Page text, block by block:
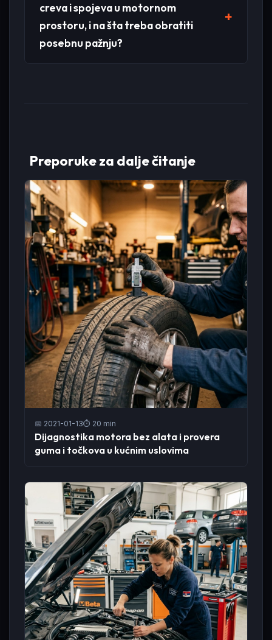
creva i spojeva u motornom
prostoru, i na šta treba obratiti
posebnu pažnju?
Preporuke za dalje čitanje
📅 2021-01-13⏱️ 20 min
Dijagnostika motora bez alata i provera
guma i točkova u kućnim uslovima